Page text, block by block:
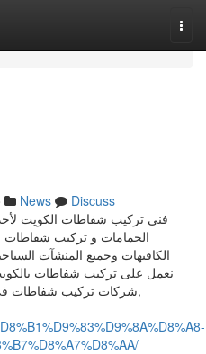
News
Discuss
فني تركيب شفاطات الكويت
الحمامات و تركيب شفاطات
الكافيهات وجميع المنشآت
شركات تركيب شفاطات في الكويت من كل الموديلات والأنواع,